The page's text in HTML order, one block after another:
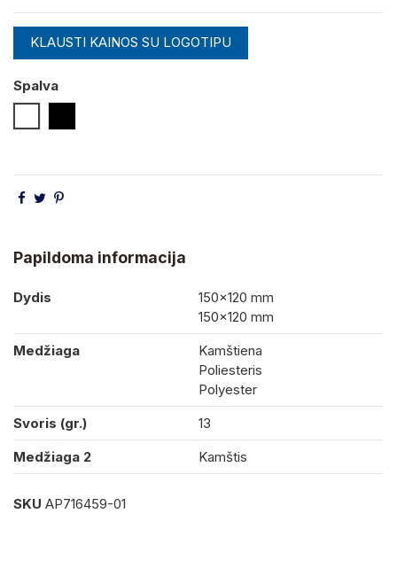
KLAUSTI KAINOS SU LOGOTIPU
Spalva
Papildoma informacija
Dydis
150×120 mm
150×120 mm
Medžiaga
Kamštiena
Poliesteris
Polyester
Svoris (gr.)
13
Medžiaga 2
Kamštis
SKU AP716459-01